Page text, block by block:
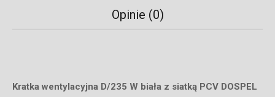
Opinie (0)
Kratka wentylacyjna D/235 W biała z siatką PCV DOSPEL